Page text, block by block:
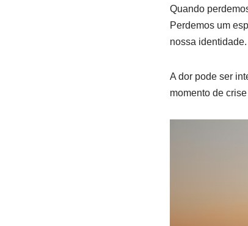
Quando
Perdemos um
nossa identidade.
A dor pode ser
momento de